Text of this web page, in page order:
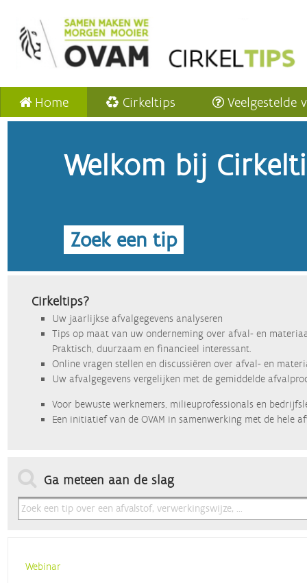
Home Cirkeltips Veelgestelde
Welkom bij
Zoek een tip
Cirkeltips?
Uw jaarlijkse afvalgegevens analyseren
Tips op maat van uw onderneming over afval- en
Praktisch, duurzaam en financieel interessant.
Online vragen stellen en discussiëren over afval- en
Uw afvalgegevens vergelijken met de gemiddelde
Voor bewuste werknemers, milieuprofessionals en
Een initiatief van de OVAM in samenwerking met de hele
Ga meteen aan de slag
Webinar